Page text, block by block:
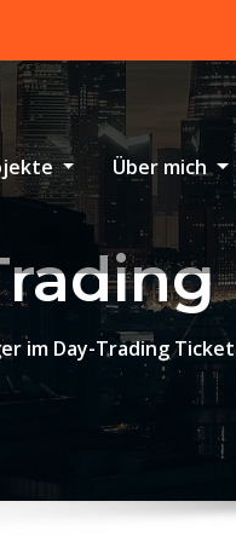
Über mich
im Day-Trading Ticket